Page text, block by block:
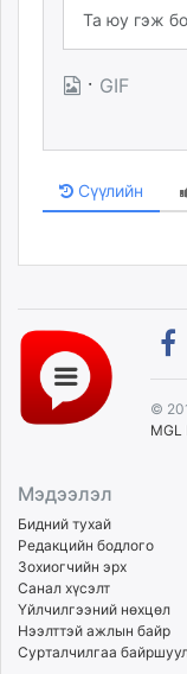
· GIF
Сүүлийн
©
MGL
Мэдээлэл
Бидний тухай
Редакцийн бодлого
Зохиогчийн эрх
Санал хүсэлт
Үйлчилгээний нөхцөл
Нээлттэй ажлын байр
Сурталчилгаа